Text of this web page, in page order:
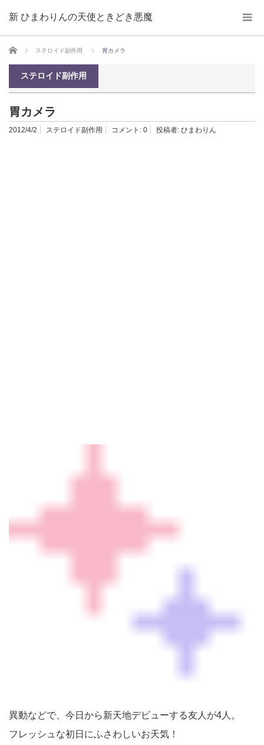
新 ひまわりんの天使ときどき悪魔
ホーム ステロイド副作用 胃カメラ
ステロイド副作用
胃カメラ
2012/4/2 ステロイド副作用 コメント: 0 投稿者: ひまわりん
異動などで、今日から新天地デビューする友人が4人。
フレッシュな初日にふさわしいお天気！